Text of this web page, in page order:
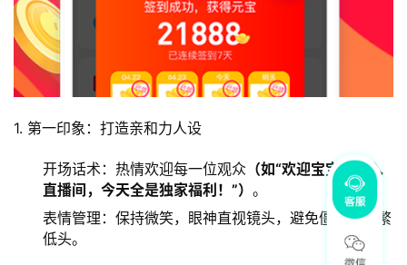
1. 第一印象：打造亲和力人设
开场话术：热情欢迎每一位观众 （如“欢迎宝宝们进入
直播间，今天全是独家福利！”） 。
表情管理：保持微笑，眼神直视镜头，避免僵硬或频繁
低头。